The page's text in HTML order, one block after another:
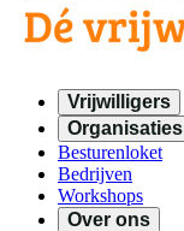
Vrijwilligers
Organisaties
Besturenloket
Bedrijven
Workshops
Over ons